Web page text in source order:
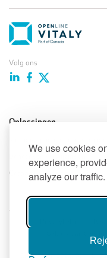
We use cookies
experience,
analyze our traffic.
Volg ons
Oplossingen
Gecoördineerde zorg
Copyright © 2026, Open Line